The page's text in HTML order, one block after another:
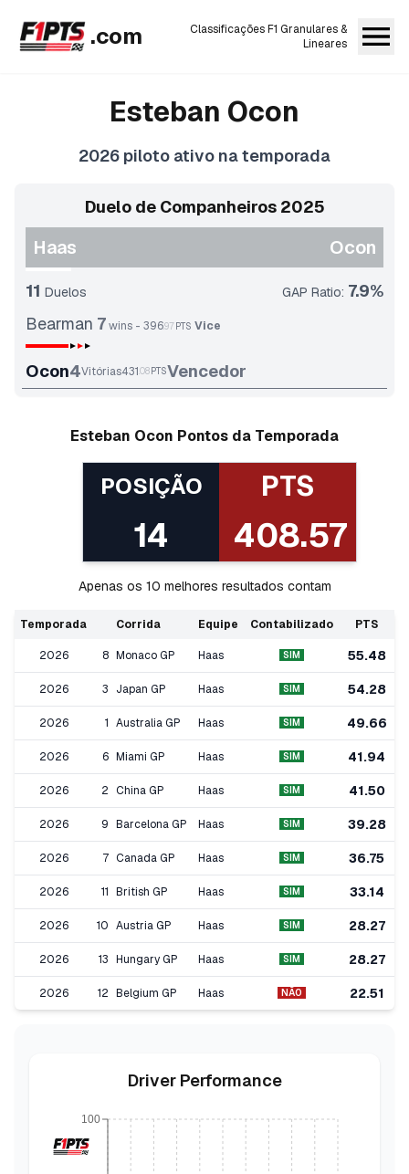
.com
Classificações F1 Granulares &
Lineares
Esteban Ocon
2026 piloto ativo na temporada
Duelo de Companheiros 2025
Haas Ocon
11 Duelos GAP Ratio: 7.9%
Bearman 7wins - 396.97PTS Vice
Ocon4Vitórias431.08PTSVencedor
Esteban Ocon Pontos da Temporada
POSIÇÃO PTS
14 408.57
Apenas os 10 melhores resultados contam
Temporada Corrida Equipe Contabilizado PTS
2026 8 Monaco GP Haas SIM 55.48
2026 3 Japan GP Haas SIM 54.28
2026 1 Australia GP Haas SIM 49.66
2026 6 Miami GP Haas SIM 41.94
2026 2 China GP Haas SIM 41.50
2026 9 Barcelona GP Haas SIM 39.28
2026 7 Canada GP Haas SIM 36.75
2026 11 British GP Haas SIM 33.14
2026 10 Austria GP Haas SIM 28.27
2026 13 Hungary GP Haas SIM 28.27
2026 12 Belgium GP Haas NÃO 22.51
Driver Performance
100